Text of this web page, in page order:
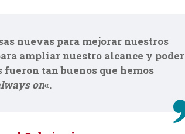
nuevas para mejorar nuestros
ampliar nuestro alcance y poder
tan buenos que hemos
on«.